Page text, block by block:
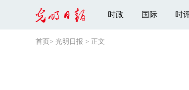
时政 国际 时
首页 > 光明日报 > 正文